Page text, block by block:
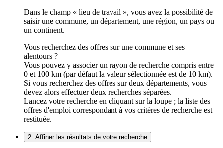
Dans le champ « lieu de travail », vous avez la possibilité de
saisir une commune, un département, une région, un pays ou
un continent.
Vous recherchez des offres sur une commune et ses
alentours ?
Vous pouvez y associer un rayon de recherche compris entre
0 et 100 km (par défaut la valeur sélectionnée est de 10 km).
Si vous recherchez des offres sur deux départements, vous
devez alors effectuer deux recherches séparées.
Lancez votre recherche en cliquant sur la loupe ; la liste des
offres d'emploi correspondant à vos critères de recherche est
restituée.
2. Affiner les résultats de votre recherche